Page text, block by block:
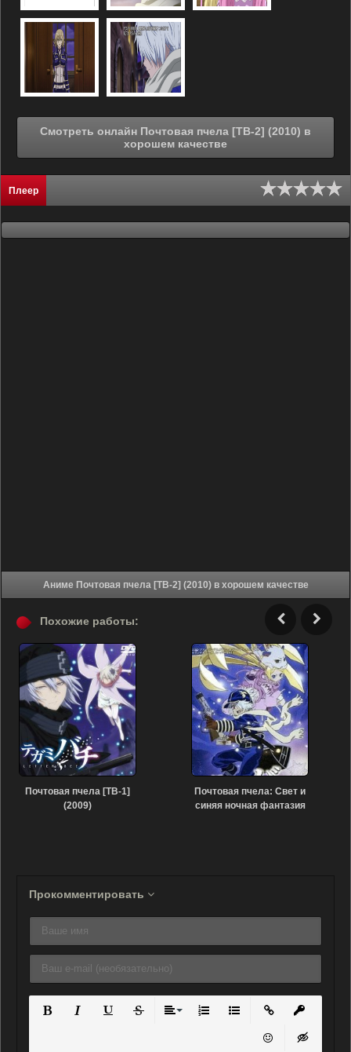
Смотреть онлайн Почтовая пчела [ТВ-2] (2010) в
хорошем качестве
Плеер
Аниме Почтовая пчела [ТВ-2] (2010) в хорошем качестве
Похожие работы:
Почтовая пчела [ТВ-1]
(2009)
Почтовая пчела: Свет и
синяя ночная фантазия
Прокомментировать
Нумерованный список
Маркированный
Вставить ссылку
Вставить